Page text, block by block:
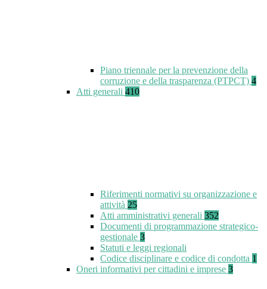
Piano triennale per la prevenzione della
corruzione e della trasparenza (PTPCT) 4
Atti generali 410
Riferimenti normativi su organizzazione e
attività 25
Atti amministrativi generali 352
Documenti di programmazione strategico-
gestionale 3
Statuti e leggi regionali
Codice disciplinare e codice di condotta 1
Oneri informativi per cittadini e imprese 3